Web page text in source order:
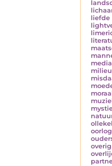
liefde
media
milieu
oorlog
overig